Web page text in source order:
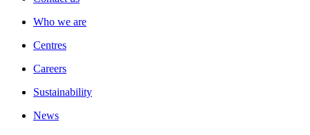
Who we are
Centres
Careers
Sustainability
News